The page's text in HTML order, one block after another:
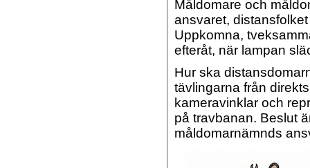
Måldomare och
ansvaret,
Uppkomna,
efteråt, när lampan
Hur ska
tävlingarna från
kameravinklar och
på travbanan. Beslut
måldomarnämnds